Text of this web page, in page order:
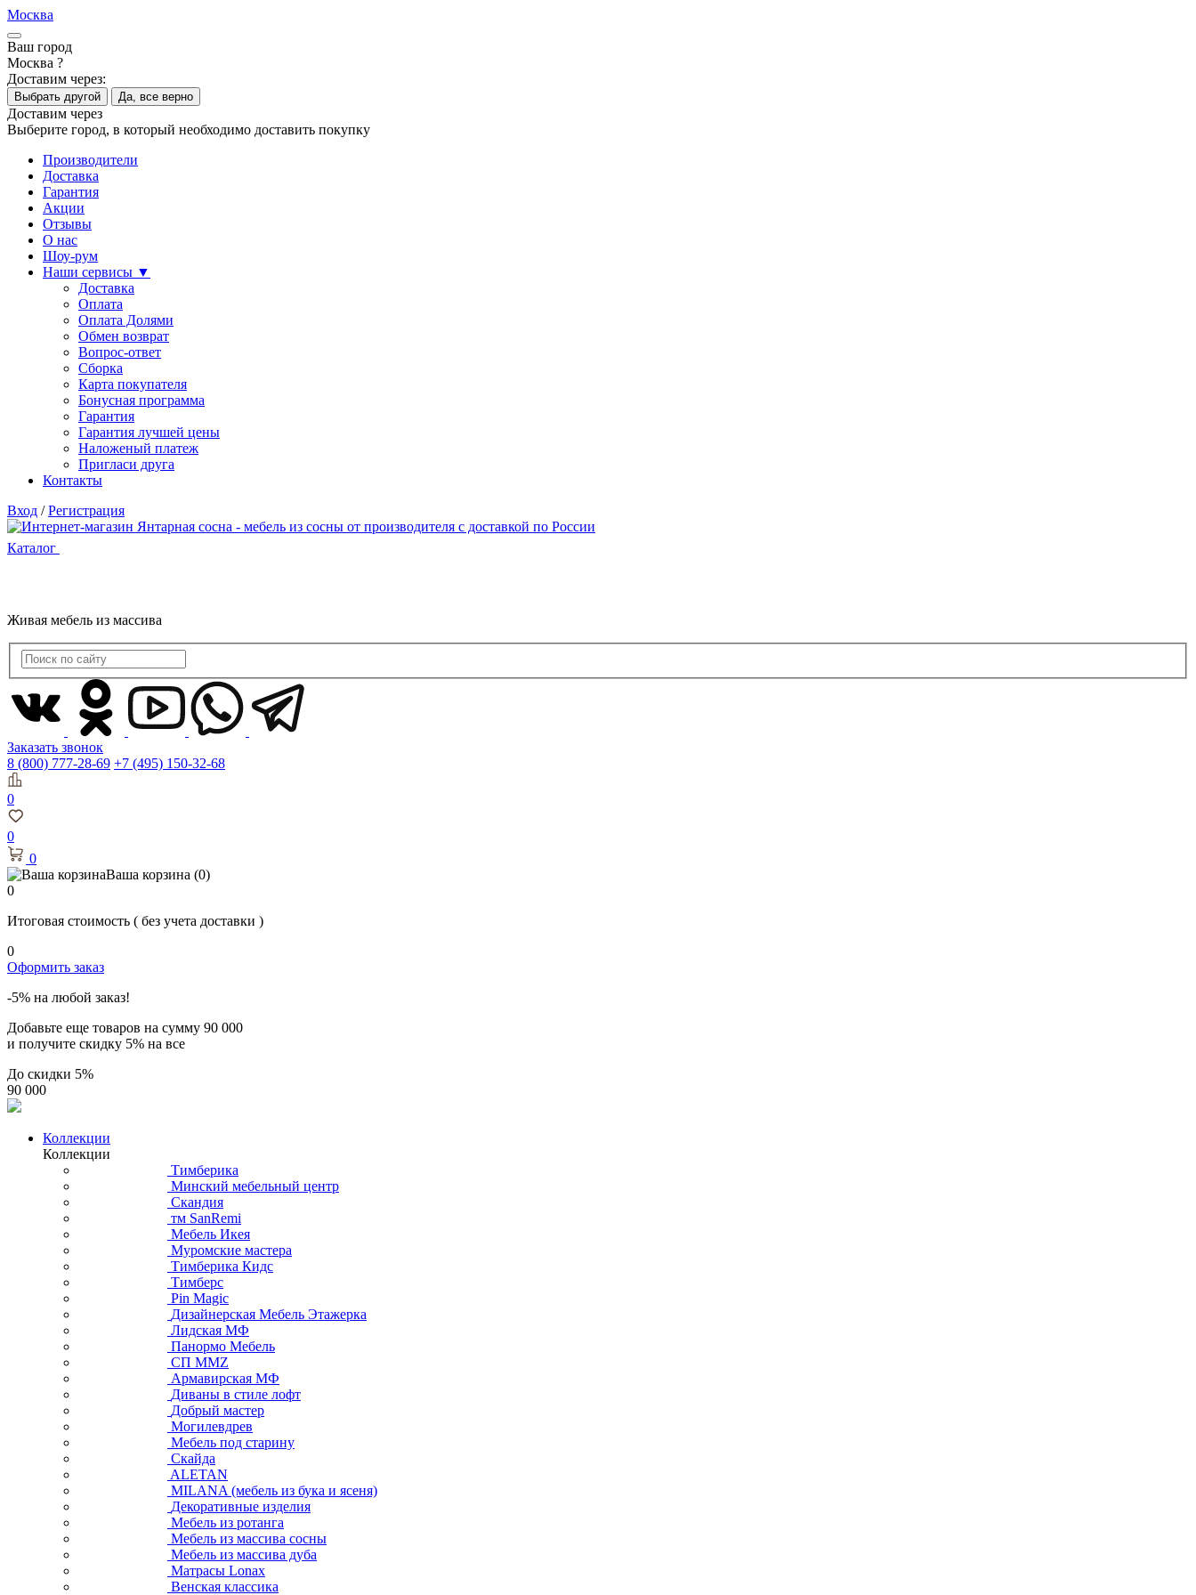
Москва
Ваш город
Москва ?
Доставим через:
Выбрать другой Да, все верно
Доставим через
Выберите город, в который необходимо доставить покупку
Производители
Доставка
Гарантия
Акции
Отзывы
О нас
Шоу-рум
Наши сервисы ▼
Доставка
Оплата
Оплата Долями
Обмен возврат
Вопрос-ответ
Сборка
Карта покупателя
Бонусная программа
Гарантия
Гарантия лучшей цены
Наложеный платеж
Пригласи друга
Контакты
Вход / Регистрация
Каталог
Живая мебель из массива
Заказать звонок
8 (800) 777-28-69 +7 (495) 150-32-68
0
0
0
Ваша корзина (0)
0
Итоговая стоимость ( без учета доставки )
0
Оформить заказ
-5% на любой заказ!
Добавьте еще товаров на сумму 90 000
и получите скидку 5% на все
До скидки 5%
90 000
Коллекции
Коллекции
Тимберика
Минский мебельный центр
Скандия
тм SanRemi
Мебель Икея
Муромские мастера
Тимберика Кидс
Тимберс
Pin Magic
Дизайнерская Мебель Этажерка
Лидская МФ
Панормо Мебель
СП ММZ
Армавирская МФ
Диваны в стиле лофт
Добрый мастер
Могилевдрев
Мебель под старину
Скайда
ALETAN
MILANA (мебель из бука и ясеня)
Декоративные изделия
Мебель из ротанга
Мебель из массива сосны
Мебель из массива дуба
Матрасы Lonax
Венская классика